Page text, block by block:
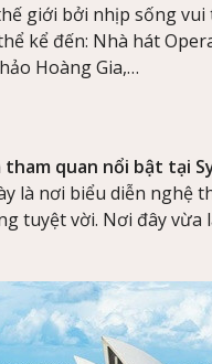
giới bởi nhịp sống
kể đến: Nhà hát
Hoàng Gia,…
tham quan nổi bật tại
là nơi biểu diễn nghệ
tuyệt vời. Nơi đây